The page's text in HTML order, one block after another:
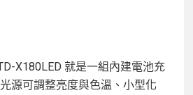
X180LED 就是一組內建電池充
源可調整亮度與色溫、小型化